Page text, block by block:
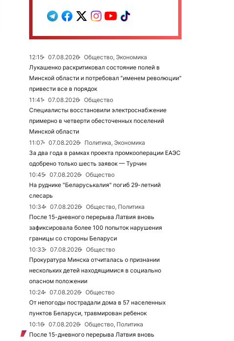
12:15 07.08.2026
Общество, Экономика
Лукашенко раскритиковал состояние полей в
Минской области и потребовал "именем революции"
привести все в порядок
11:41
07.08.2026
Общество
Специалисты восстановили электроснабжение
примерно в четверти обесточенных поселений
Минской области
11:07
07.08.2026
Политика, Экономика
За два года в рамках проекта промкооперации ЕАЭС
одобрено только шесть заявок — Турчин
10:45
07.08.2026
Общество
На руднике "Беларуськалия" погиб 29-летний
слесарь
10:34
07.08.2026
Общество, Политика
После 15-дневного перерыва Латвия вновь
зафиксировала более 100 попыток нарушения
границы со стороны Беларуси
10:33
07.08.2026
Общество
Прокуратура Минска отчиталась о признании
нескольких детей находящимися в социально
опасном положении
10:24
07.08.2026
Общество
От непогоды пострадали дома в 57 населенных
пунктов Беларуси, травмирован ребенок
10:16
07.08.2026
Общество, Политика
После 15-дневного перерыва Латвия вновь